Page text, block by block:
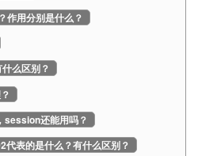
作用分别是什么？
么区别？
session还能用吗？
表的是什么？有什么区别？